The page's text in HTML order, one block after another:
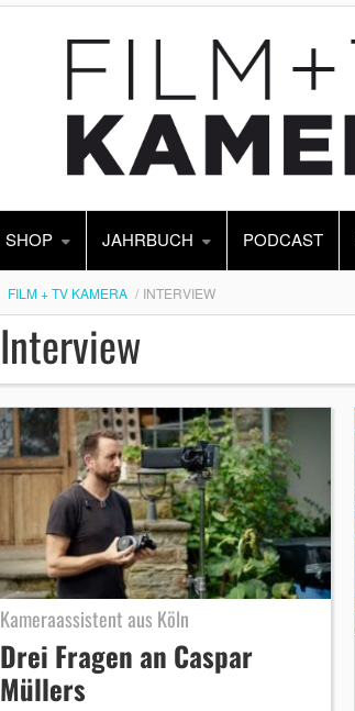
SHOP JAHRBUCH PODCAST
FILM + TV KAMERA INTERVIEW
Interview
Kameraassistent aus Köln
Drei Fragen an Caspar
Müllers